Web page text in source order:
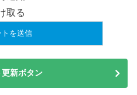
取る
更新ボタン